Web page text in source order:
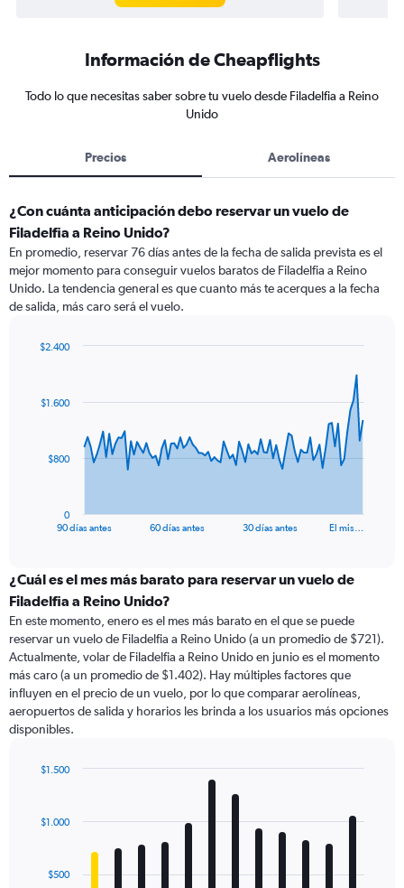
Información de Cheapflights
Todo lo que necesitas saber sobre tu vuelo desde Filadelfia a Reino
Unido
Precios Aerolíneas
¿Con cuánta anticipación debo reservar un vuelo de
Filadelfia a Reino Unido?
En promedio, reservar 76 días antes de la fecha de salida prevista es el
mejor momento para conseguir vuelos baratos de Filadelfia a Reino
Unido. La tendencia general es que cuanto más te acerques a la fecha
de salida, más caro será el vuelo.
data
The
categories.
Range:
categories.
The
chart
has
1
Y
axis
values.
to
90 días antes 60 días antes 30 días antes El mis…
0
$800
$1.600
$2.400
¿Cuál es el mes más barato para reservar un vuelo de
Filadelfia a Reino Unido?
En este momento, enero es el mes más barato en el que se puede
reservar un vuelo de Filadelfia a Reino Unido (a un promedio de $721).
Actualmente, volar de Filadelfia a Reino Unido en junio es el momento
más caro (a un promedio de $1.402). Hay múltiples factores que
influyen en el precio de un vuelo, por lo que comparar aerolíneas,
aeropuertos de salida y horarios les brinda a los usuarios más opciones
disponibles.
with
12
The$500
$1.000
$1.500